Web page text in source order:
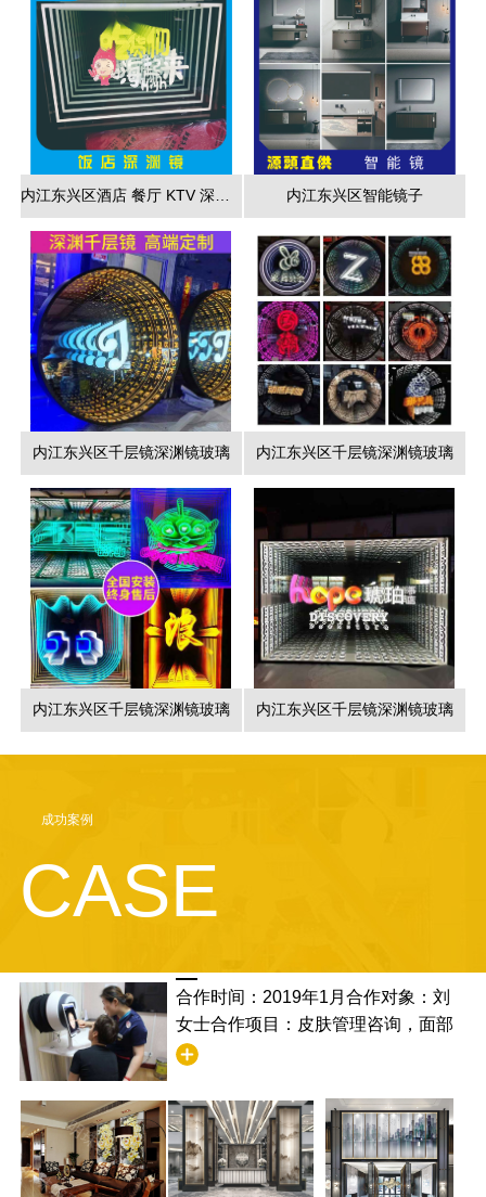
内江东兴区智能镜子
内江东兴区千层镜深渊镜玻璃 内江东兴区千层镜深渊镜玻璃
内江东兴区千层镜深渊镜玻璃 内江东兴区千层镜深渊镜玻璃
成功案例
CASE
合作时间：2019年1月合作对象：刘
女士合作项目：皮肤管理咨询，面部
清洁合作满意度：非常满意，并且学